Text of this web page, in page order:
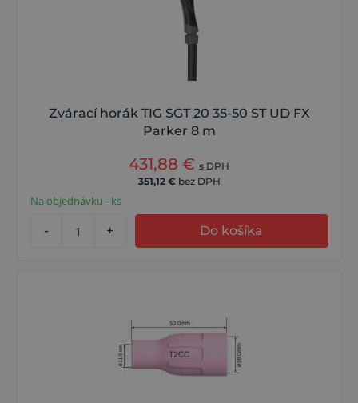
Zvárací horák TIG SGT 20 35-50 ST UD FX
Parker 8 m
431,88 € s DPH
351,12 € bez DPH
Na objednávku - ks
- + Do košíka